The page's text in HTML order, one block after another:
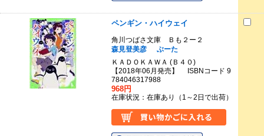
ペンギン・ハイウェイ
角川つばさ文庫 Ｂも２ー２
森見登美彦
ぶーた
ＫＡＤＯＫＡＷＡ (Ｂ４０)
【2018年06月発売】 ISBNコード 9
784046317988
968円
在庫状況：在庫あり（1～2日で出荷）